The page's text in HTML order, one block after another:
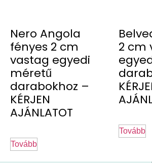
Nero Angola
fényes 2 cm
vastag egyedi
méretű
darabokhoz –
KÉRJEN
AJÁNLATOT
Tovább
2 cm
Tovább